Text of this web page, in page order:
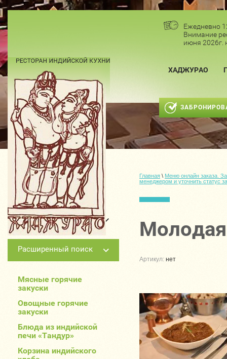
Ежедневно
Внимание
июня 2026г.
ХАДЖУРАО
Главная \ Меню онлайн заказа.
менеджером и уточнить статус
Артикул: нет
ВХОД / РЕГИСТРАЦИЯ
Расширенный поиск
Мясные горячие
закуски
Овощные горячие
закуски
Блюда из индийской
печи «Тандур»
Корзина индийского